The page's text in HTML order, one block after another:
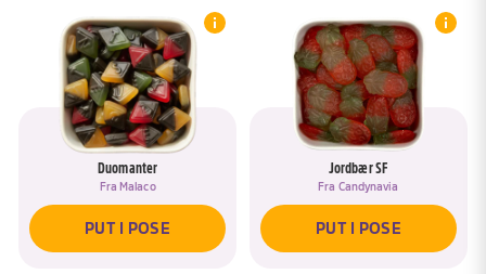
Duomanter
Fra Malaco
PUT I POSE
Jordbær SF
Fra Candynavia
PUT I POSE